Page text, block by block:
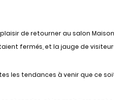
plaisir de retourner au salon
fermés, et la jauge de
les tendances à venir que ce